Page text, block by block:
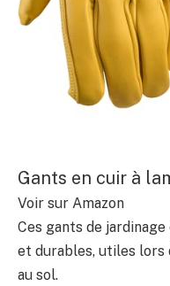
Gants en cuir à
Voir sur Amazon
Ces gants de
et durables, utiles lors
au sol.